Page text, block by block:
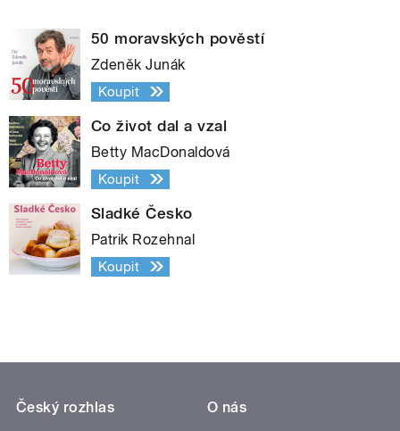
50 moravských pověstí
Zdeněk Junák
Koupit
Co život dal a vzal
Betty MacDonaldová
Koupit
Sladké Česko
Patrik Rozehnal
Koupit
Český rozhlas
O nás